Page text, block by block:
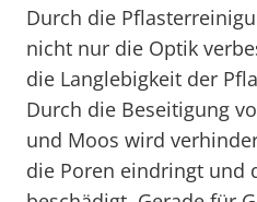
Durch die
nicht nur die Optik
die Langlebigkeit der
Durch die Beseitigung
und Moos wird
die Poren eindringt und